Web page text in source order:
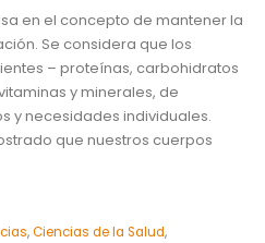
en el concepto de mantener la
Se considera que los
– proteínas, carbohidratos
y minerales, de
y necesidades individuales.
que nuestros cuerpos
,Ciencias de la Salud,